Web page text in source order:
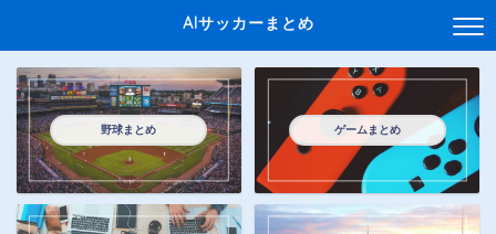
AIサッカーまとめ
野球まとめ ゲームまとめ